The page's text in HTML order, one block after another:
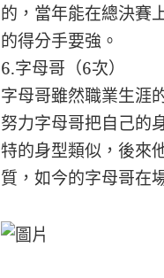
的，當年能在總決賽
的得分手要強。
6.字母哥（6次）
字母哥雖然職業生涯
努力字母哥把自己的
特的身型類似，後來
質，如今的字母哥在